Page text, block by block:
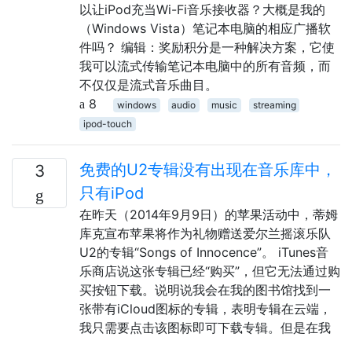
以让iPod充当Wi-Fi音乐接收器？大概是我的
（Windows Vista）笔记本电脑的相应广播软
件吗？ 编辑：奖励积分是一种解决方案，它使
我可以流式传输笔记本电脑中的所有音频，而
不仅仅是流式音乐曲目。
8
windows audio music
streaming
ipod-touch
3
免费的U2专辑没有出现在音乐库中，
只有iPod
在昨天（2014年9月9日）的苹果活动中，蒂姆
库克宣布苹果将作为礼物赠送爱尔兰摇滚乐队
U2的专辑“Songs of Innocence”。 iTunes音
乐商店说这张专辑已经“购买”，但它无法通过购
买按钮下载。说明说我会在我的图书馆找到一
张带有iCloud图标的专辑，表明专辑在云端，
我只需要点击该图标即可下载专辑。但是在我